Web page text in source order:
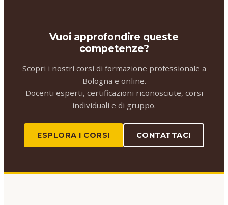
Vuoi approfondire queste
competenze?
Scopri i nostri corsi di formazione professionale a
Bologna e online.
Docenti esperti, certificazioni riconosciute, corsi
individuali e di gruppo.
ESPLORA I CORSI CONTATTACI